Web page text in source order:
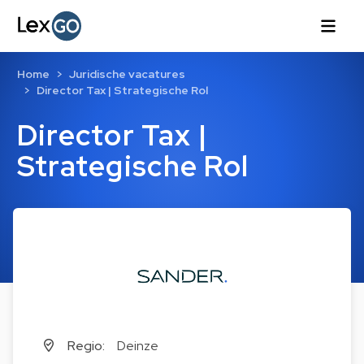
Director Tax |
Strategische Rol
Home
Juridische vacatures
Director Tax | Strategische Rol
Regio:
Deinze